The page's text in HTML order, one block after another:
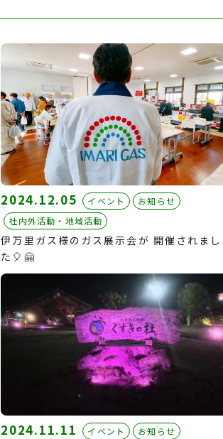
2024.12.05 イベント
お知らせ
社内外活動・地域活動
伊万里ガス様のガス展示会が 開催されまし
た🎈🤗
2024.11.11 イベント
お知らせ